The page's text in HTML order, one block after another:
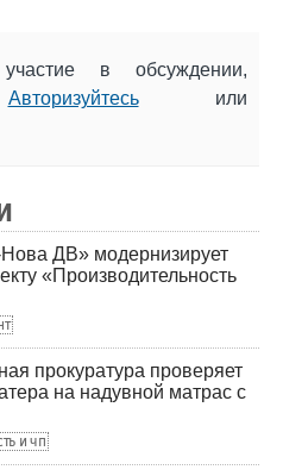
в обсуждении,
Авторизуйтесьили
ДВ» модернизирует
«Производительность
прокуратура проверяет
на надувной матрас с
и чп